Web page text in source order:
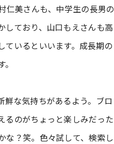
仁美さんも、中学生の長男の
しており、山口もえさんも高
ているといいます。成長期の
な気持ちがあるよう。ブロ
るのがちょっと楽しみだった
な？笑。色々試して、検索し